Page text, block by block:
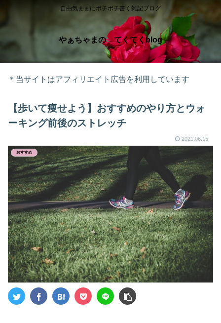
自由気ままにボチボチ書く雑記ブログ
やぁちゃまの てくてくblog
＊当サイトはアフィリエイト広告を利用しています
【歩いて痩せよう】おすすめのやり方とウォ
ーキング前後のストレッチ
2021.06.15
おすすめ